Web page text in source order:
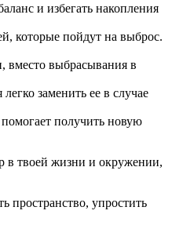
и избегать накопления
которые пойдут на выброс.
вместо выбрасывания в
заменить ее в случае
получить новую
в твоей жизни и окружении,
пространство, упростить